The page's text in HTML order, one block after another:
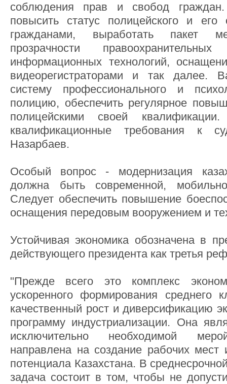
соблюдения прав и свобод
повысить статус полицейского и его
гражданами, выработать пакет
прозрачности
информационных технологий,
видеорегистраторами и так далее.
систему профессионального и
полицию, обеспечить регулярное
полицейскими своей
квалификационные требования к
Назарбаев.
Особый вопрос - модернизация
должна быть современной,
Следует обеспечить повышение
оснащения передовым вооружением и
Устойчивая экономика обозначена в
действующего президента как третья
"Прежде всего это комплекс
ускоренного формирования среднего
качественный рост и диверсификацию
программу индустриализации. Она
исключительно необходимой
направлена на создание рабочих мест
потенциала Казахстана. В
задача состоит в том, чтобы не